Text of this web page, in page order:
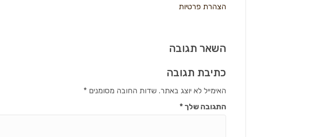
הצהרת פרטיות
השאר תגובה
כתיבת תגובה
האימייל לא יוצג באתר. שדות החובה מסומנים*
התגובה שלך*